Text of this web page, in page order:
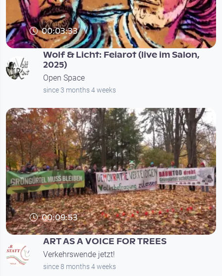
00:03:33
Wolf & Licht: Feiarot (live im Salon,
2025)
Open Space
since 3 months 4 weeks
00:09:53
ART AS A VOICE FOR TREES
Verkehrswende jetzt!
since 8 months 4 weeks